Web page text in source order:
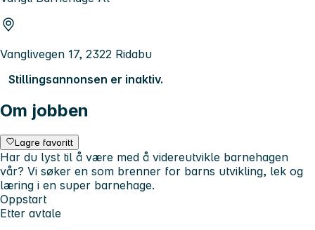
Vanglivegen 17, 2322 Ridabu
Stillingsannonsen er inaktiv.
Om jobben
Lagre favoritt
Har du lyst til å være med å videreutvikle barnehagen
vår? Vi søker en som brenner for barns utvikling, lek og
læring i en super barnehage.
Oppstart
Etter avtale